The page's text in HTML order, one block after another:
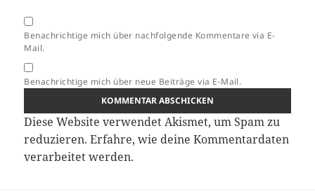
Benachrichtige mich über nachfolgende Kommentare via E-
Mail.
Benachrichtige mich über neue Beiträge via E-Mail.
Diese Website verwendet Akismet, um Spam zu
reduzieren.Erfahre, wie deine Kommentardaten
verarbeitet werden.